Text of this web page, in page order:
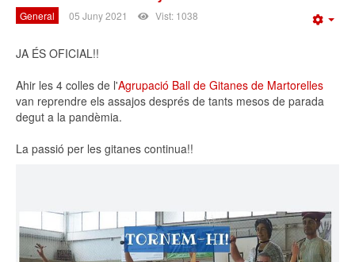
General 05 Juny 2021 Vist: 1038
JA ÉS OFICIAL!!
Ahir les 4 colles de l'Agrupació Ball de Gitanes de Martorelles
van reprendre els assajos després de tants mesos de parada
degut a la pandèmia.
La passió per les gitanes continua!!